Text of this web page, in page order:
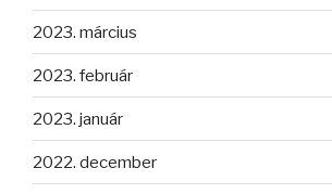
2023. március
2023. február
2023. január
2022. december